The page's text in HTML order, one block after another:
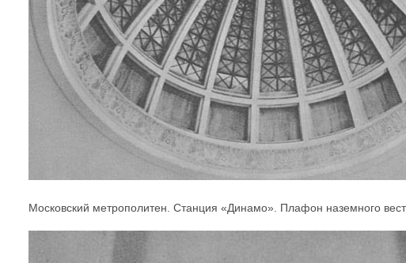
Московский метрополитен. Станция «Динамо». Плафон наземного